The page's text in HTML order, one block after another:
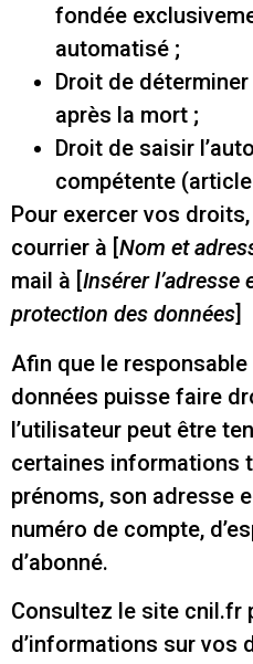
fondée
automatisé ;
Droit de
après la mort ;
Droit de saisir
compétente (article
Pour exercer vos
courrier à [Nom et
mail à [Insérer l’adresse
protection des données]
Afin que le
données puisse faire
l’utilisateur peut être
certaines informations
prénoms, son adresse
numéro de compte,
d’abonné.
Consultez le site cnil.fr
d’informations sur vos